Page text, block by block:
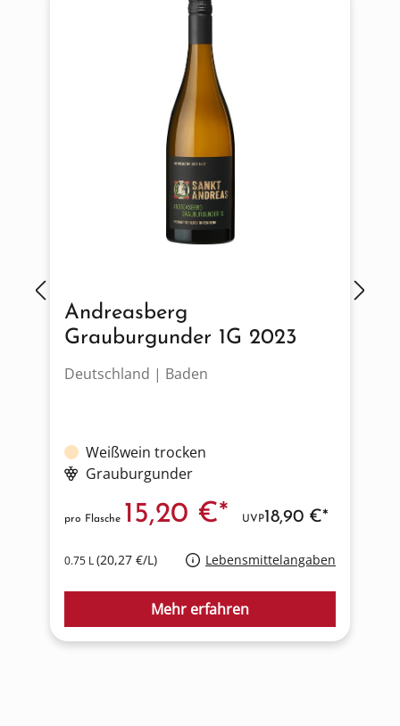
Andreasberg
Grauburgunder 1G 2023
Deutschland | Baden
Weißwein trocken
Grauburgunder
0.75 L(20,27 €/L) Lebensmittelangaben
pro Flasche 15,20 €* UVP18,90 €*
Mehr erfahren